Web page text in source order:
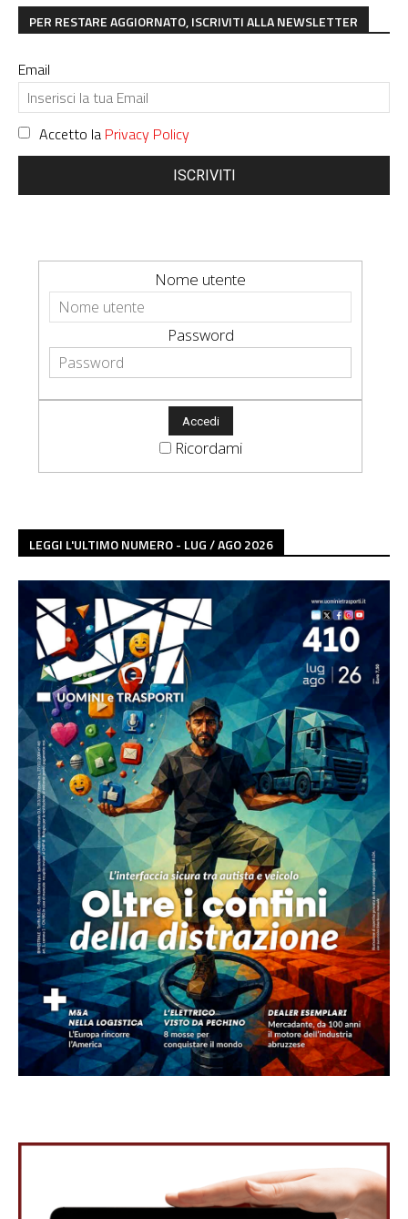
PER RESTARE AGGIORNATO, ISCRIVITI ALLA NEWSLETTER
Email
Accetto la Privacy Policy
ISCRIVITI
Nome utente
Password
Ricordami
LEGGI L'ULTIMO NUMERO - LUG / AGO 2026